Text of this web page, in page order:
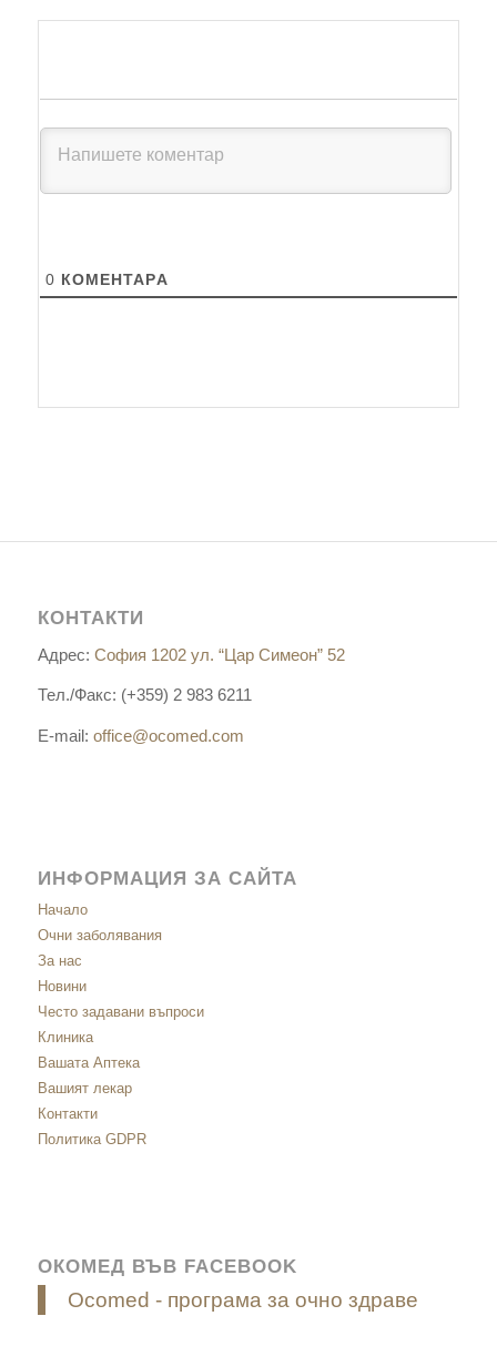
0 КОМЕНТАРA
КОНТАКТИ
Адрес: София 1202 ул. “Цар Симеон” 52
Тел./Факс: (+359) 2 983 6211
E-mail: office@ocomed.com
ИНФОРМАЦИЯ ЗА САЙТА
Начало
Очни заболявания
За нас
Новини
Често задавани въпроси
Клиника
Вашата Аптека
Вашият лекар
Контакти
Политика GDPR
ОКОМЕД ВЪВ FACEBOOK
Ocomed - програма за очно здраве